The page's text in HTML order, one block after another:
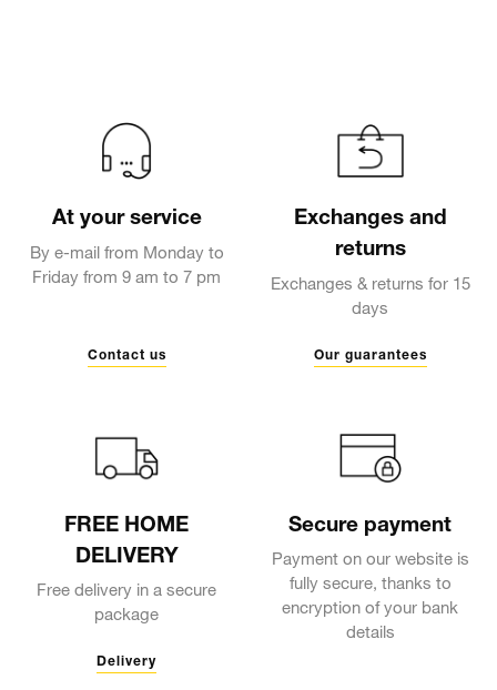
At your service
By e-mail from Monday to
Friday from 9 am to 7 pm
Contact us
Exchanges and
returns
Exchanges & returns for 15
days
Our guarantees
FREE HOME
DELIVERY
Free delivery in a secure
package
Delivery
Secure payment
Payment on our website is
fully secure, thanks to
encryption of your bank
details